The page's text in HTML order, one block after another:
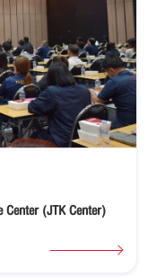
Center (JTK Center)